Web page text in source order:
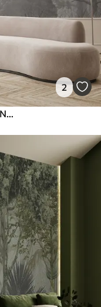
2
Hohe Bäume auf den Hügeln, Wald im Nebel